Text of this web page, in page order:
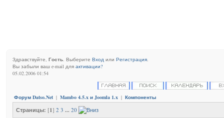
Здравствуйте, Гость. Выберите Вход или Регистрация.
Вы забыли ваш e-mail для активации?
05.02.2006 01:54
Форум Datso.Net | Mambo 4.5.x и Joomla 1.x | Компоненты
Страницы: [1] 2 3 ... 20